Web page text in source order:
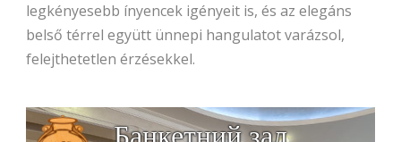
legkényesebb ínyencek igényeit is, és az elegáns
belső térrel együtt ünnepi hangulatot varázsol,
felejthetetlen érzésekkel.